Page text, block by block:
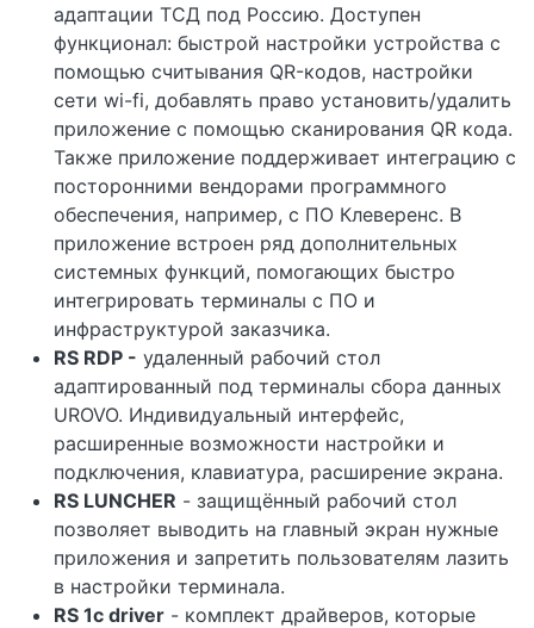
адаптации ТСД под Россию. Доступен
функционал: быстрой настройки устройства с
помощью считывания QR-кодов, настройки
сети wi-fi, добавлять право установить/удалить
приложение с помощью сканирования QR кода.
Также приложение поддерживает интеграцию с
посторонними вендорами программного
обеспечения, например, с ПО Клеверенс. В
приложение встроен ряд дополнительных
системных функций, помогающих быстро
интегрировать терминалы с ПО и
инфраструктурой заказчика.
RS RDP - удаленный рабочий стол
адаптированный под терминалы сбора данных
UROVO. Индивидуальный интерфейс,
расширенные возможности настройки и
подключения, клавиатура, расширение экрана.
RS LUNCHER - защищённый рабочий стол
позволяет выводить на главный экран нужные
приложения и запретить пользователям лазить
в настройки терминала.
RS 1c driver - комплект драйверов, которые